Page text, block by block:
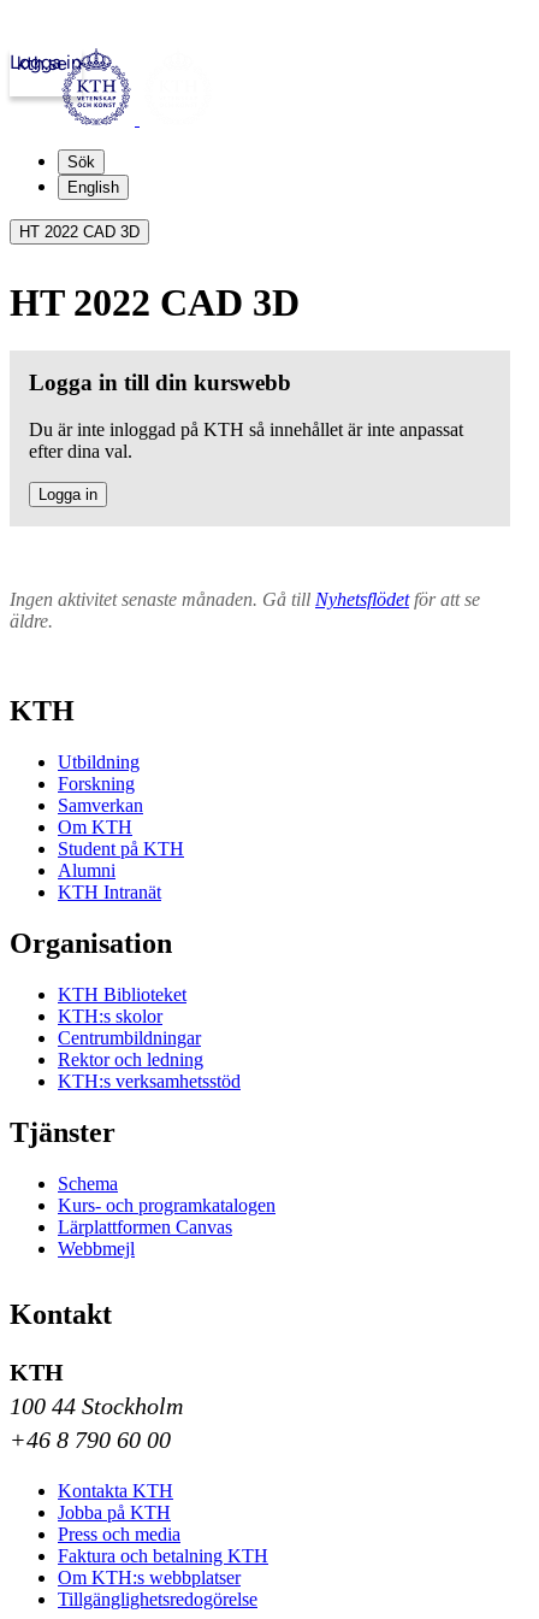
kth.se
Logga in
Sök
English
HT 2022 CAD 3D
HT 2022 CAD 3D
Logga in till din kurswebb
Du är inte inloggad på KTH så innehållet är inte anpassat
efter dina val.
Logga in
Ingen aktivitet senaste månaden. Gå till Nyhetsflödetför att se
äldre.
KTH
Utbildning
Forskning
Samverkan
Om KTH
Student på KTH
Alumni
KTH Intranät
Organisation
KTH Biblioteket
KTH:s skolor
Centrumbildningar
Rektor och ledning
KTH:s verksamhetsstöd
Tjänster
Schema
Kurs- och programkatalogen
Lärplattformen Canvas
Webbmejl
Kontakt
KTH
100 44 Stockholm
+46 8 790 60 00
Kontakta KTH
Jobba på KTH
Press och media
Faktura och betalning KTH
Om KTH:s webbplatser
Tillgänglighetsredogörelse